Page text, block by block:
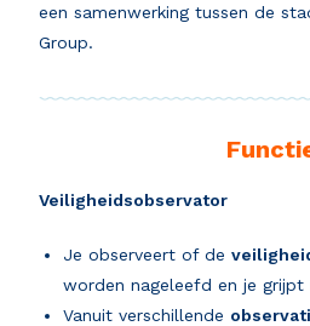
een samenwerking tussen de
Group.
Veiligheidsobservator
Je observeert of de
worden nageleefd en je grijpt
Vanuit verschillende